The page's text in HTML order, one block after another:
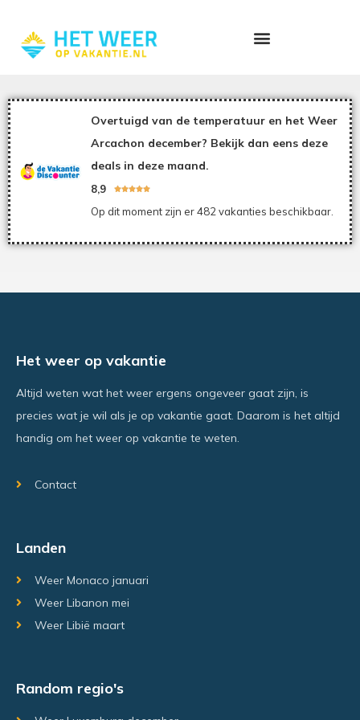
Overtuigd van de temperatuur en het Weer
Arcachon december? Bekijk dan eens deze
deals in deze maand.
8,9 
Op dit moment zijn er 482 vakanties beschikbaar.
Het weer op vakantie
Altijd weten wat het weer ergens ongeveer gaat zijn, is
precies wat je wil als je op vakantie gaat. Daarom is het altijd
handig om het weer op vakantie te weten.
Contact
Landen
Weer Monaco januari
Weer Libanon mei
Weer Libië maart
Random regio's